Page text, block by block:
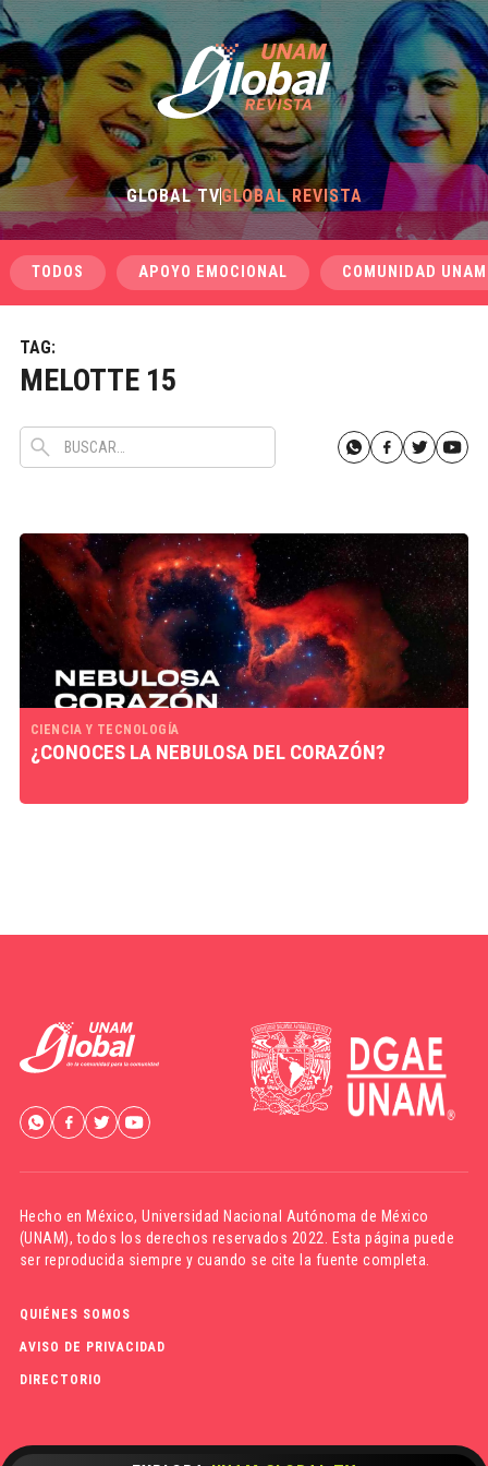
GLOBAL TVGLOBAL REVISTA
TODOS APOYO EMOCIONAL COMUNIDAD UNAM
TAG:
MELOTTE 15
CIENCIA Y TECNOLOGÍA
¿CONOCES LA NEBULOSA DEL CORAZÓN?
Hecho en México,Universidad Nacional Autónoma de México
(UNAM), todos los derechos reservados 2022. Esta página puede
ser reproducida siempre y cuando se cite la fuente completa.
QUIÉNES SOMOS
AVISO DE PRIVACIDAD
DIRECTORIO